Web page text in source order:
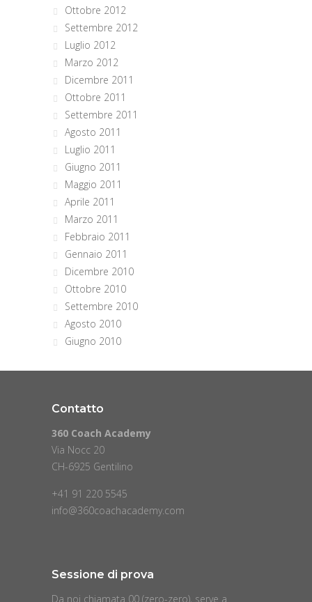
Ottobre 2012
Settembre 2012
Luglio 2012
Marzo 2012
Dicembre 2011
Ottobre 2011
Settembre 2011
Agosto 2011
Luglio 2011
Giugno 2011
Maggio 2011
Aprile 2011
Marzo 2011
Febbraio 2011
Gennaio 2011
Dicembre 2010
Ottobre 2010
Settembre 2010
Agosto 2010
Giugno 2010
Contatto
360 Coach Academy
Via Nocc 20
CH-6925 Gentilino
+41 91 220 5545
info@360coachacademy.com
Sessione di prova
Da noi chiamata 00 (zero-zero), serve a